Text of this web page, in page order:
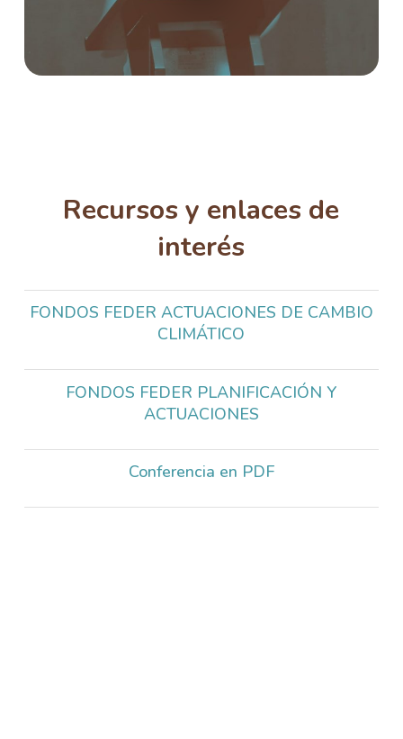
Recursos y enlaces de
interés
FONDOS FEDER ACTUACIONES DE CAMBIO
CLIMÁTICO
FONDOS FEDER PLANIFICACIÓN Y
ACTUACIONES
Conferencia en PDF